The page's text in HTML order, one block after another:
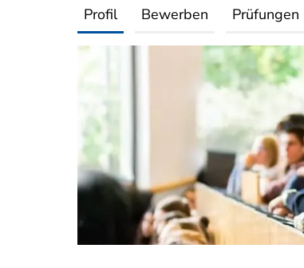
Profil Bewerben Prüfungen